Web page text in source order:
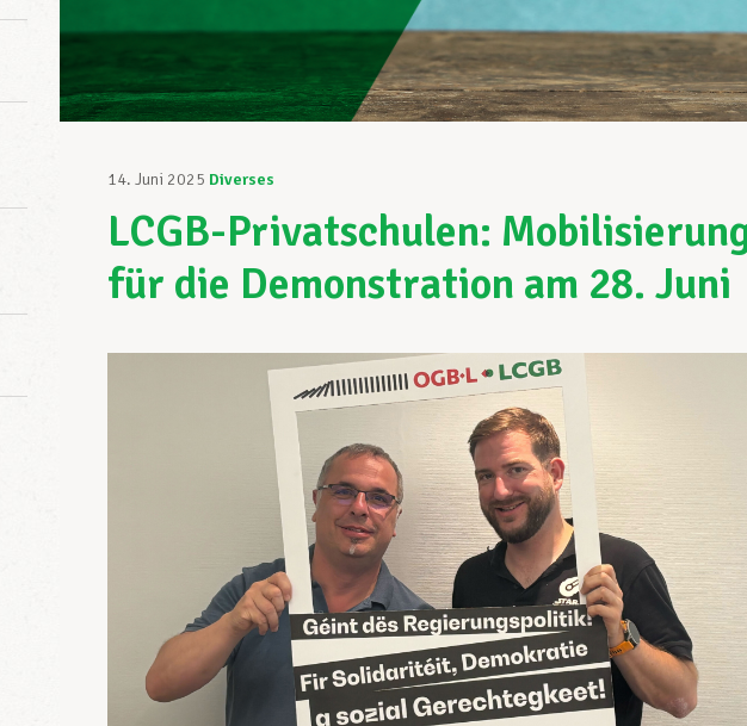
14. Juni 2025 Diverses
LCGB-Privatschulen:
für die Demonstration am 28. Juni